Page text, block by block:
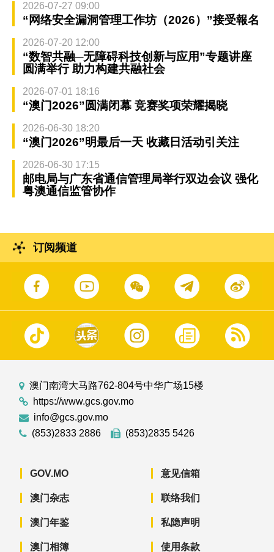
2026-07-27 09:00
“网络安全漏洞管理工作坊（2026）”接受報名
2026-07-20 12:00
“数智共融─无障碍科技创新与应用”专题讲座
圆满举行 助力构建共融社会
2026-07-01 18:16
“澳门2026”圆满闭幕 竞赛奖项荣耀揭晓
2026-06-30 18:20
“澳门2026”明最后一天 收藏日活动引关注
2026-06-30 17:15
邮电局与广东省通信管理局举行双边会议 强化
粤澳通信监管协作
订阅频道
澳门南湾大马路762-804号中华广场15楼
https://www.gcs.gov.mo
info@gcs.gov.mo
(853)2833 2886
(853)2835 5426
GOV.MO
澳门杂志
澳门年鉴
澳门相簿
意见信箱
联络我们
私隐声明
使用条款